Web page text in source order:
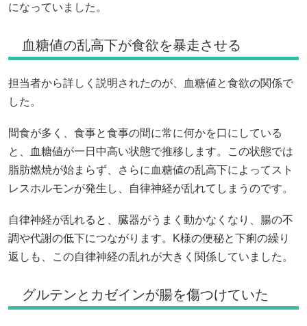
になっていました。
血糖値の乱高下が食欲を暴走させる
担当者から詳しく説明されたのが、血糖値と食欲の関係で
した。
間食が多く、食事と食事の間に常に何かを口にしている
と、血糖値が一日中高い状態で推移します。この状態では
脂肪燃焼が始まらず、さらに血糖値の乱高下によってスト
レスホルモンが発生し、自律神経が乱れてしまうのです。
自律神経が乱れると、臓器がうまく動かなくなり、腸の不
調や代謝の低下につながります。K様の便秘と下痢の繰り
返しも、この自律神経の乱れが大きく関係していました。
グルテンとカゼインが腸を傷つけていた